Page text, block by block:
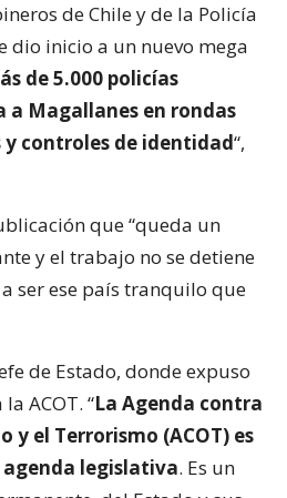
de Chile y de la Policía
dio inicio a un nuevo mega
de 5.000 policías
a Magallanes en rondas
controles de identidad“,
que “queda un
y el trabajo no se detiene
ser ese país tranquilo que
de Estado, donde expuso
ACOT. “La Agenda contra
y el Terrorismo (ACOT) es
legislativa. Es un